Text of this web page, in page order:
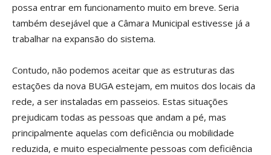
possa entrar em funcionamento muito em breve. Seria
também desejável que a Câmara Municipal estivesse já a
trabalhar na expansão do sistema.
Contudo, não podemos aceitar que as estruturas das
estações da nova BUGA estejam, em muitos dos locais da
rede, a ser instaladas em passeios. Estas situações
prejudicam todas as pessoas que andam a pé, mas
principalmente aquelas com deficiência ou mobilidade
reduzida, e muito especialmente pessoas com deficiência